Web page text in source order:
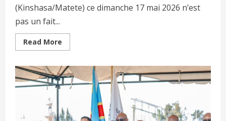
(Kinshasa/Matete) ce dimanche 17 mai 2026 n’est
pas un fait...
Read More